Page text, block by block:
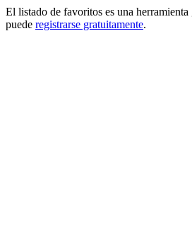
El listado de favoritos es una
puede registrarse gratuitamente.